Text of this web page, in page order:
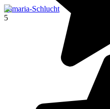
Samaria-Schlucht
5